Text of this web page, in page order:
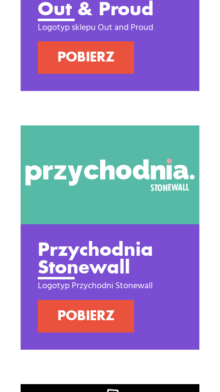
Out & Proud
Logotyp sklepu Out and Proud
POBIERZ
Przychodnia
Stonewall
Logotyp Przychodni Stonewall
POBIERZ